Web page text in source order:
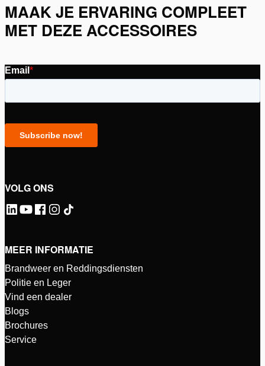
MAAK JE ERVARING COMPLEET
MET DEZE ACCESSOIRES
VOLG ONS
MEER INFORMATIE
Brandweer en Reddingsdiensten
Politie en Leger
Vind een dealer
Blogs
Brochures
Service